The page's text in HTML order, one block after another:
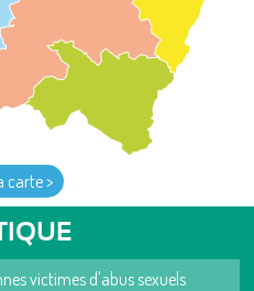
carte >
victimes d'abus sexuels